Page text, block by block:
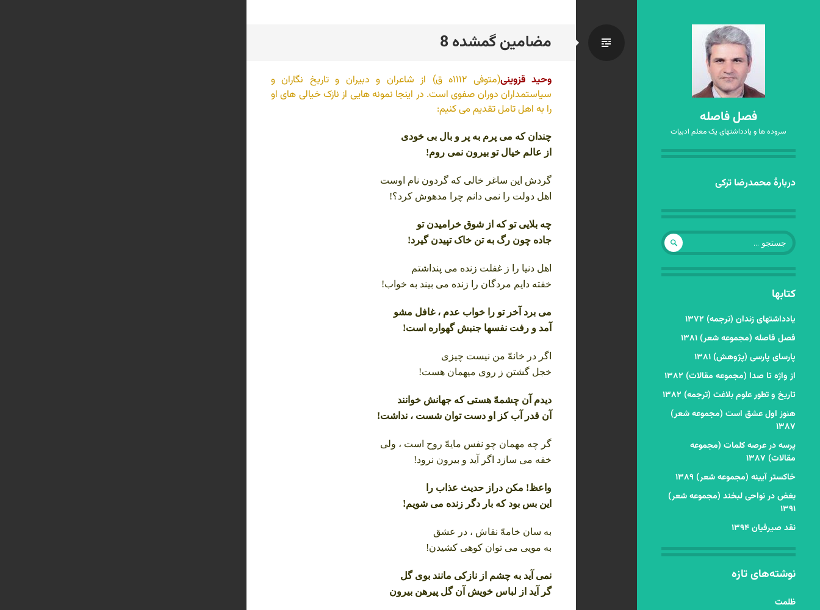
فصل فاصله
سروده ها و یادداشتهای یک معلم ادبیات
رفتن
نوشته‌ها
دربارهٔ محمدرضا ترکی
جستجو
برای:
کتابها
یادداشتهای زندان (ترجمه) ۱۳۷۲
فصل فاصله (مجموعه شعر) ۱۳۸۱
پارسای پارسی (پژوهش) ۱۳۸۱
از واژه تا صدا (مجموعه مقالات) ۱۳۸۲
تاریخ و تطور علوم بلاغت (ترجمه) ۱۳۸۲
هنوز اول عشق است (مجموعه شعر)
۱۳۸۷
پرسه در عرصه کلمات (مجموعه
مقالات) ۱۳۸۷
خاکستر آیینه (مجموعه شعر) ۱۳۸۹
بغض در نواحی لبخند (مجموعه شعر)
۱۳۹۱
نقد صیرفیان ۱۳۹۴
نوشته‌های تازه
ظلمت
مضامین گمشده 8استاندارد
وحید قزوینی
(متوفی ۱۱۱۲ه ق) از شاعران و دبیران و تاریخ نگاران و
سیاستمداران دوران صفوی است. در اینجا نمونه هایی از نازک خیالی های او
را به اهل تامل تقدیم می کنیم:
چندان که می پرم به پر و بال بی خودی
از عالم خیال تو بیرون نمی روم!
گردش این ساغر خالی که گردون نام اوست
اهل دولت را نمی دانم چرا مدهوش کرد؟!
چه بلایی تو که از شوق خرامیدن تو
جاده چون رگ به تن خاک تپیدن گیرد!
اهل دنیا را ز غفلت زنده می پنداشتم
خفته دایم مردگان را زنده می بیند به خواب!
می برد آخر تو را خواب عدم ، غافل مشو
آمد و رفت نفسها جنبش گهواره است!
اگر در خانهّ من نیست چیزی
خجل گشتن ز روی میهمان هست!
دیدم آن چشمهّ هستی که جهانش خوانند
آن قدر آب کز او دست توان شست ، نداشت!
گر چه مهمان چو نفس مایهّ روح است ، ولی
خفه می سازد اگر آید و بیرون نرود!
واعظ! مکن دراز حدیث عذاب را
این بس بود که بار دگر زنده می شویم!
به سان خامهّ نقاش ، در عشق
به مویی می توان کوهی کشیدن!
نمی آید به چشم از نازکی مانند بوی گل
گر آید از لباس خویش آن گل پیرهن بیرون